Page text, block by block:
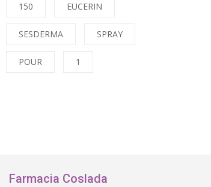
150 EUCERIN
SESDERMA SPRAY
POUR 1
Farmacia Coslada